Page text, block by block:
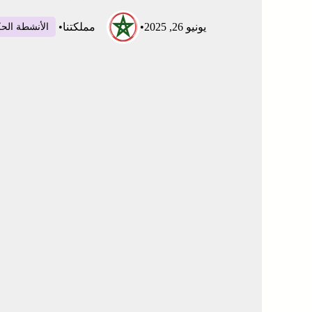
يونيو 26, 2025 • مملكتنا• الأنشطة